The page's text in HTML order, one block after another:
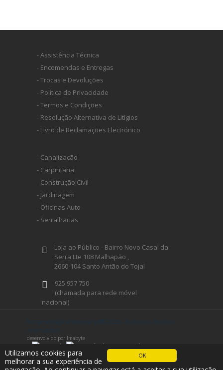
OK
Utilizamos cookies para
melhorar a sua experiência de
- Assistência Técnica
- Encomendas e Entregas
- Trocas e Devoluções
- Politica de Privacidade
- Termos e Condições
- Resolução Alternativa de Litígios
- Livro de Reclamações Electrónico
- Canalização
- Carpintaria
- Construção Civil
- Jardinagem
- Oficinas Auto
- Serralharias
Loja ao Público - Bairro Novo Casal da
Serra Lte 108 Malhapão ,
2660-104 Santo Antão do Tojal
925 957 750
(chamada para rede móvel
nacional)
geral@ferramentaprofissional.pt
Siga-nos
ferramentaprofissional.pt® 2026 - todos os direitos
reservados
desenvolvido por Imabyte